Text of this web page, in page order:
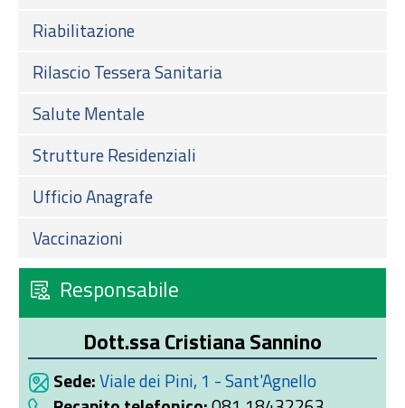
Riabilitazione
Rilascio Tessera Sanitaria
Salute Mentale
Strutture Residenziali
Ufficio Anagrafe
Vaccinazioni
Responsabile
Dott.ssa Cristiana Sannino
Sede:Viale dei Pini, 1 - Sant'Agnello